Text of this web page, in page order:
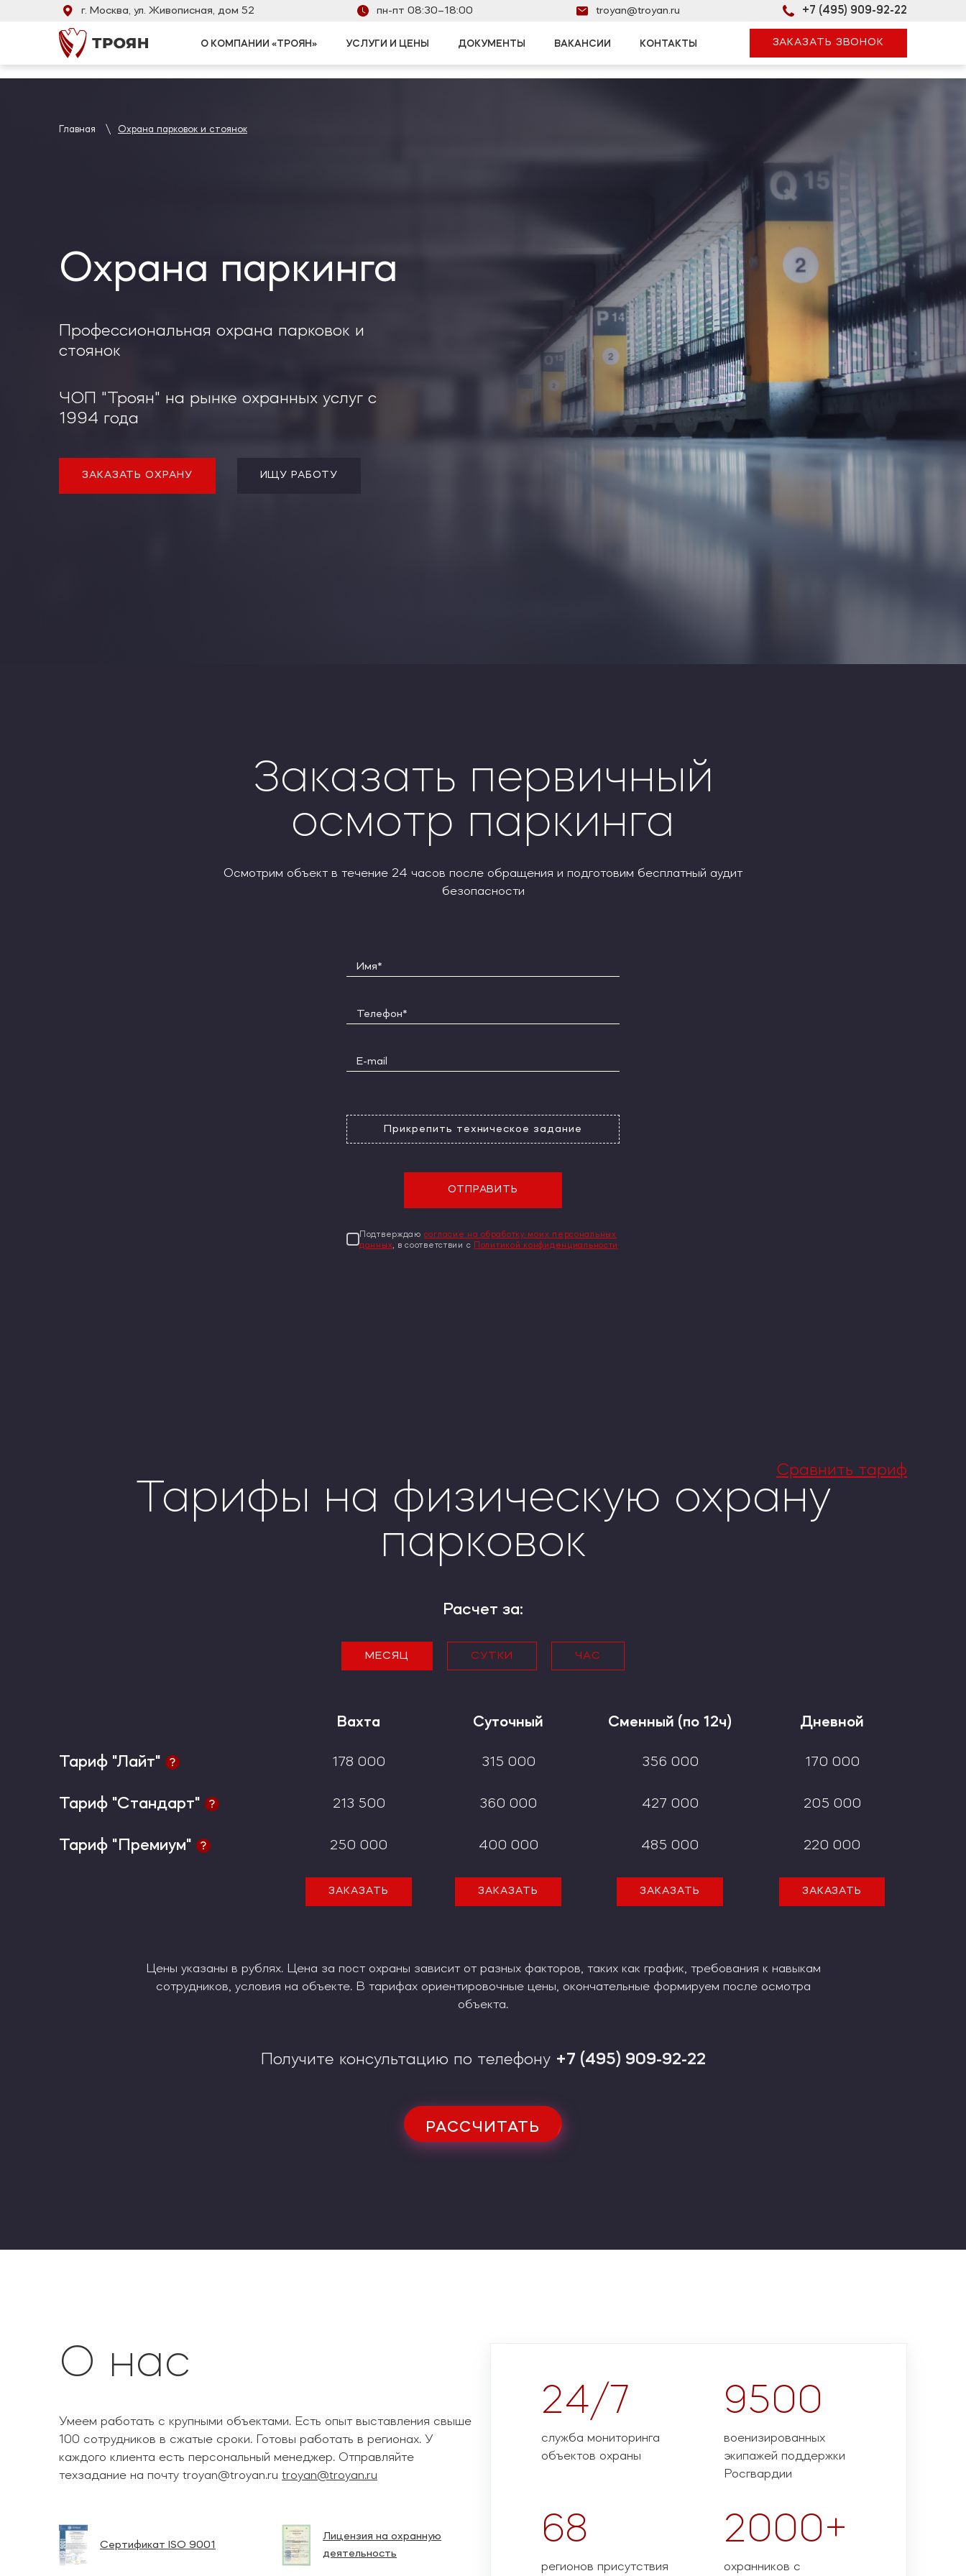
Verification: 446efd34bb0772be
г. Москва, ул. Живописная, дом 52 пн-пт 08:30–18:00 troyan@troyan.ru +7 (495) 909-92-22
О КОМПАНИИ «ТРОЯН» УСЛУГИ И ЦЕНЫ ДОКУМЕНТЫ ВАКАНСИИ КОНТАКТЫ
Личная охрана
Охрана заводов
Охрана медицинских учреждений
Охрана коттеджей и СНТ
Охрана ВУЗов
Охрана баров и ресторанов
Охрана ночных клубов
ЗАКАЗАТЬ ЗВОНОК
Главная Охрана парковок и стоянок
Охрана паркинга
Профессиональная охрана парковок и
стоянок
ЧОП "Троян" на рынке охранных услуг с
1994 года
ЗАКАЗАТЬ ОХРАНУ ИЩУ РАБОТУ
Заказать первичный
осмотр паркинга
Осмотрим объект в течение 24 часов после обращения и подготовим бесплатный аудит
безопасности
Прикрепить техническое задание
ОТПРАВИТЬ
Подтверждаю согласие на обработку моих персональных
данных, в соответствии с Политикой конфиденциальности
Тарифы на физическую охрану
парковок
Сравнить тариф
Расчет за:
МЕСЯЦ СУТКИ ЧАС
Вахта Суточный Сменный (по 12ч) Дневной
Тариф "Лайт" 178 000 315 000 356 000 170 000
Тариф "Стандарт" 213 500 360 000 427 000 205 000
Тариф "Премиум" 250 000 400 000 485 000 220 000
ЗАКАЗАТЬ ЗАКАЗАТЬ ЗАКАЗАТЬ ЗАКАЗАТЬ
5 933 10 5000 11 866 5 666
Тариф "Стандарт" 7 116 12 000 14 233 6 833
Тариф "Премиум" 8 333 13 333 16 166 7 333
ЗАКАЗАТЬ ЗАКАЗАТЬ ЗАКАЗАТЬ ЗАКАЗАТЬ
247 437 988 708
Тариф "Стандарт" 296 500 1 186 854
Тариф "Премиум" 347 555 1 347 916
ЗАКАЗАТЬ ЗАКАЗАТЬ ЗАКАЗАТЬ ЗАКАЗАТЬ
Цены указаны в рублях. Цена за пост охраны зависит от разных факторов, таких как график, требования к навыкам
сотрудников, условия на объекте. В тарифах ориентировочные цены, окончательные формируем после осмотра
объекта.
Получите консультацию по телефону +7 (495) 909-92-22
РАССЧИТАТЬ
О нас
Умеем работать с крупными объектами. Есть опыт выставления свыше
100 сотрудников в сжатые сроки. Готовы работать в регионах. У
каждого клиента есть персональный менеджер. Отправляйте
техзадание на почту troyan@troyan.ru troyan@troyan.ru
Сертификат ISO 9001
Лицензия на охранную
деятельность
24/7
служба мониторинга
объектов охраны
9500
военизированных
экипажей поддержки
Росгвардии
68
регионов присутствия
2000+
охранников с